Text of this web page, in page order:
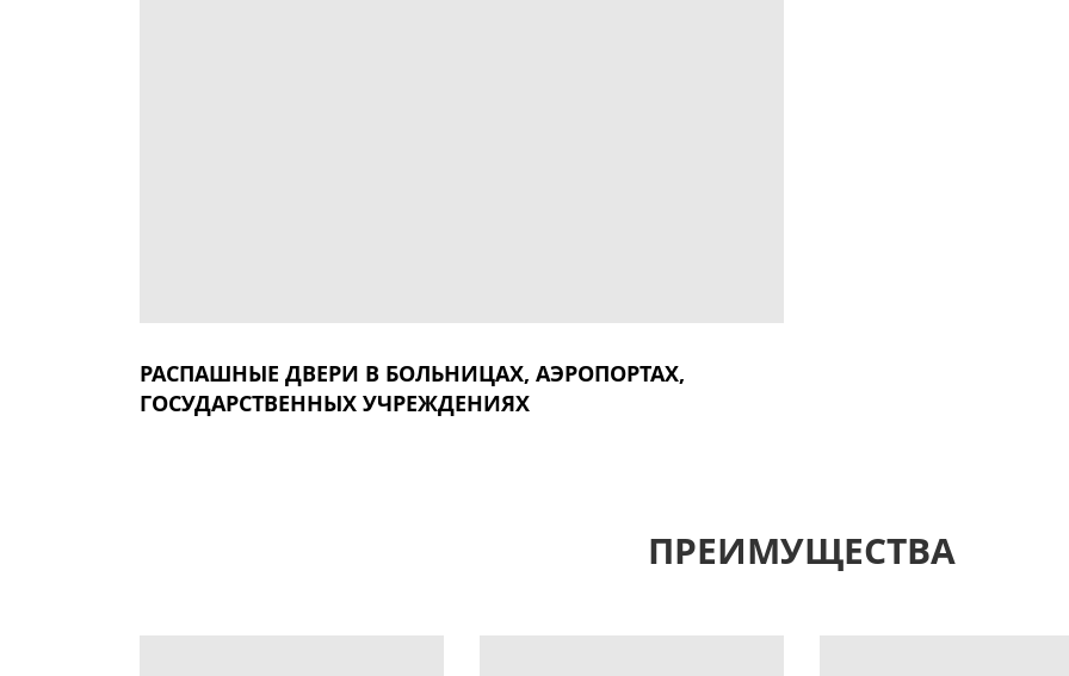
РАСПАШНЫЕ ДВЕРИ В БОЛЬНИЦАХ, АЭРОПОРТАХ,
ГОСУДАРСТВЕННЫХ УЧРЕЖДЕНИЯХ
ПРЕИМУЩЕСТВА